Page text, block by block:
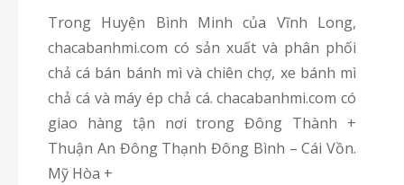
Trong Huyện Bình Minh của Vĩnh Long,
chacabanhmi.com có sản xuất và phân phối
chả cá bán bánh mì và chiên chợ, xe bánh mì
chả cá và máy ép chả cá. chacabanhmi.com có
giao hàng tận nơi trong Đông Thành +
Thuận An Đông Thạnh Đông Bình – Cái Vồn.
Mỹ Hòa +